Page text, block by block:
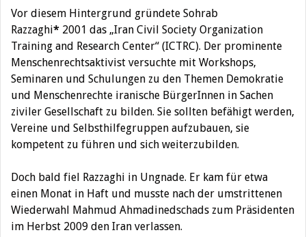
Vor diesem Hintergrund gründete Sohrab
Razzaghi* 2001 das „Iran Civil Society Organization
Training and Research Center“ (ICTRC). Der prominente
Menschenrechtsaktivist versuchte mit Workshops,
Seminaren und Schulungen zu den Themen Demokratie
und Menschenrechte iranische BürgerInnen in Sachen
ziviler Gesellschaft zu bilden. Sie sollten befähigt werden,
Vereine und Selbsthilfegruppen aufzubauen, sie
kompetent zu führen und sich weiterzubilden.
Doch bald fiel Razzaghi in Ungnade. Er kam für etwa
einen Monat in Haft und musste nach der umstrittenen
Wiederwahl Mahmud Ahmadinedschads zum Präsidenten
im Herbst 2009 den Iran verlassen.